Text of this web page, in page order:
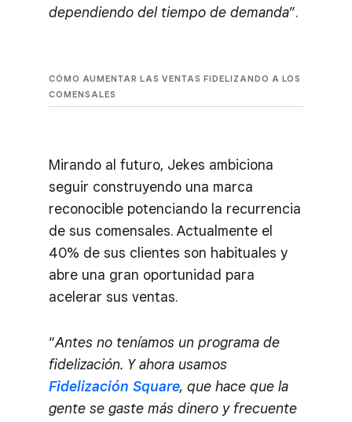
dependiendo del tiempo de demanda”.
CÓMO AUMENTAR LAS VENTAS FIDELIZANDO A LOS
COMENSALES
Mirando al futuro, Jekes ambiciona
seguir construyendo una marca
reconocible potenciando la recurrencia
de sus comensales. Actualmente el
40% de sus clientes son habituales y
abre una gran oportunidad para
acelerar sus ventas.
“Antes no teníamos un programa de
fidelización. Y ahora usamos
Fidelización Square, que hace que la
gente se gaste más dinero y frecuente